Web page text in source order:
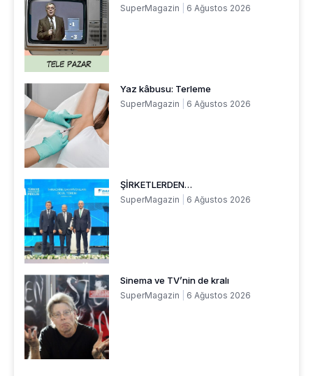
SuperMagazin 6 Ağustos 2026
Yaz kâbusu: Terleme
SuperMagazin 6 Ağustos 2026
ŞİRKETLERDEN…
SuperMagazin 6 Ağustos 2026
Sinema ve TV’nin de kralı
SuperMagazin 6 Ağustos 2026